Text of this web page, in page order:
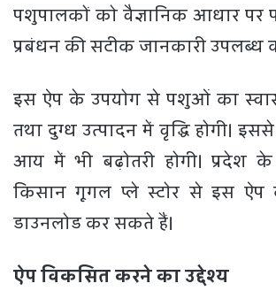
पशुपालकों को वैज्ञानिक आधार
प्रबंधन की सटीक जानकारी उपलब्ध
इस ऐप के उपयोग से पशुओं का
तथा दुग्ध उत्पादन में वृद्धि होगी।
आय में भी बढ़ोतरी होगी। प्रदेश
किसान गूगल प्ले स्टोर से इस
डाउनलोड कर सकते हैं।
ऐप विकसित करने का उद्देश्य